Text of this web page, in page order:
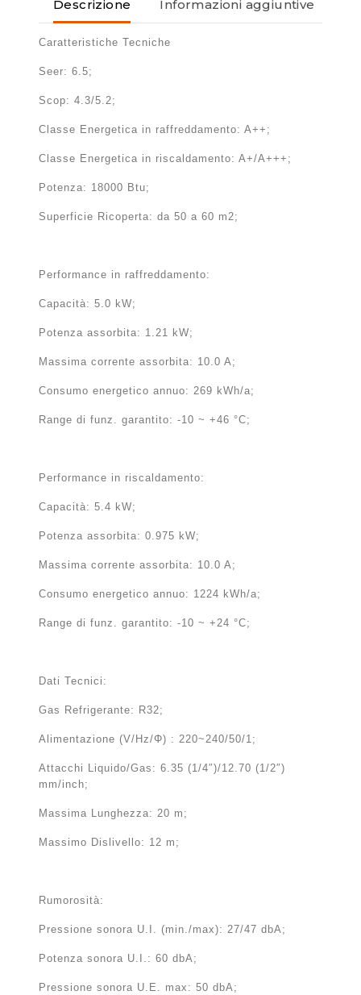
Descrizione Informazioni aggiuntive
Caratteristiche Tecniche
Seer: 6.5;
Scop: 4.3/5.2;
Classe Energetica in raffreddamento: A++;
Classe Energetica in riscaldamento: A+/A+++;
Potenza: 18000 Btu;
Superficie Ricoperta: da 50 a 60 m2;
Performance in raffreddamento:
Capacità: 5.0 kW;
Potenza assorbita: 1.21 kW;
Massima corrente assorbita: 10.0 A;
Consumo energetico annuo: 269 kWh/a;
Range di funz. garantito: -10 ~ +46 °C;
Performance in riscaldamento:
Capacità: 5.4 kW;
Potenza assorbita: 0.975 kW;
Massima corrente assorbita: 10.0 A;
Consumo energetico annuo: 1224 kWh/a;
Range di funz. garantito: -10 ~ +24 °C;
Dati Tecnici:
Gas Refrigerante: R32;
Alimentazione (V/Hz/Φ) : 220~240/50/1;
Attacchi Liquido/Gas: 6.35 (1/4″)/12.70 (1/2″)
mm/inch;
Massima Lunghezza: 20 m;
Massimo Dislivello: 12 m;
Rumorosità:
Pressione sonora U.I. (min./max): 27/47 dbA;
Potenza sonora U.I.: 60 dbA;
Pressione sonora U.E. max: 50 dbA;